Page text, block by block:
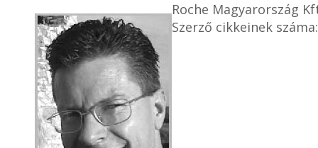
Roche Magyarország
Szerző cikkeinek